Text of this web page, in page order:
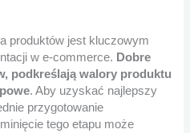
produktów jest kluczowym
w e-commerce. Dobre
podkreślają walory produktu
. Aby uzyskać najlepszy
przygotowanie
tego etapu może